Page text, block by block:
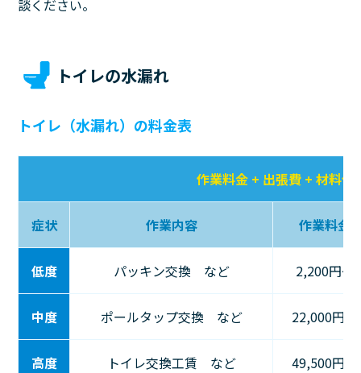
談ください。
トイレの水漏れ
トイレ（水漏れ）の料金表
作業料金 + 出張費 + 材料代
症状 作業内容 作業料金
低度 パッキン交換 など 2,200円〜
中度 ポールタップ交換 など 22,000円〜
高度 トイレ交換工賃 など 49,500円〜